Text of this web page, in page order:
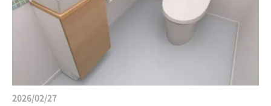
2026/02/27